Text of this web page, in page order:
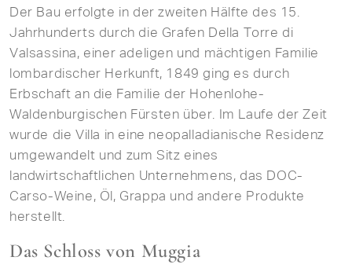
Der Bau erfolgte in der zweiten Hälfte des 15.
Jahrhunderts durch die Grafen Della Torre di
Valsassina, einer adeligen und mächtigen Familie
lombardischer Herkunft, 1849 ging es durch
Erbschaft an die Familie der Hohenlohe-
Waldenburgischen Fürsten über. Im Laufe der Zeit
wurde die Villa in eine neopalladianische Residenz
umgewandelt und zum Sitz eines
landwirtschaftlichen Unternehmens, das DOC-
Carso-Weine, Öl, Grappa und andere Produkte
herstellt.
Das Schloss von Muggia